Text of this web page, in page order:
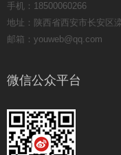
手机：18500060266
地址：陕西省西安市长安区
邮箱：youweb@qq.com
微信公众平台